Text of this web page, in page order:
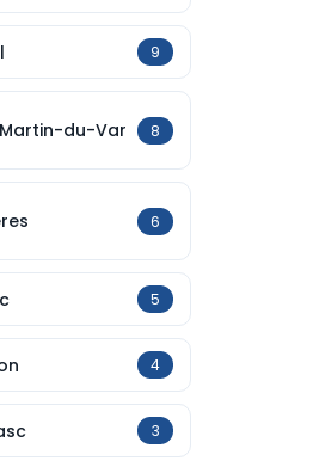
9
du-Var 8
6
5
4
3